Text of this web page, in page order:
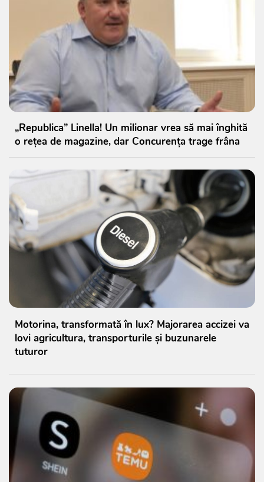
„Republica” Linella! Un milionar vrea să mai înghită
o rețea de magazine, dar Concurența trage frâna
Motorina, transformată în lux? Majorarea accizei va
lovi agricultura, transporturile și buzunarele
tuturor